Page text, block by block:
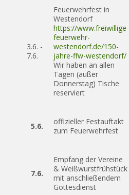
3.6. -
7.6.
Feuerwehrfest in
Westendorf
https://www.freiwillige-
feuerwehr-
westendorf.de/150-
jahre-ffw-westendorf/
Wir haben an allen
Tagen (außer
Donnerstag) Tische
reserviert
5.6.
offizieller Festauftakt
zum Feuerwehrfest
7.6.
Empfang der Vereine
& Weißwurstfrühstück
mit anschließendem
Gottesdienst